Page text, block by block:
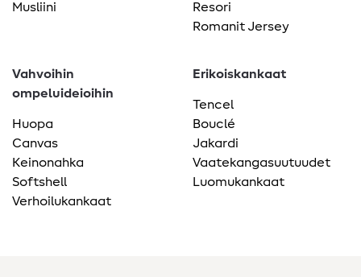
Musliini
Resori
Romanit Jersey
Vahvoihin
ompeluideioihin
Huopa
Canvas
Keinonahka
Softshell
Verhoilukankaat
Erikoiskankaat
Tencel
Bouclé
Jakardi
Vaatekangasuutuudet
Luomukankaat